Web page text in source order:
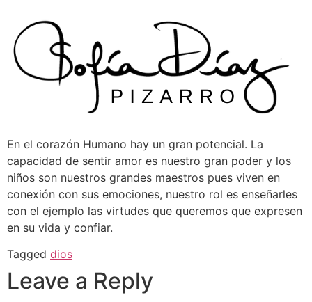
content
En el corazón Humano hay un gran potencial. La
capacidad de sentir amor es nuestro gran poder y los
niños son nuestros grandes maestros pues viven en
conexión con sus emociones, nuestro rol es enseñarles
con el ejemplo las virtudes que queremos que expresen
en su vida y confiar.
Tagged dios
Leave a Reply